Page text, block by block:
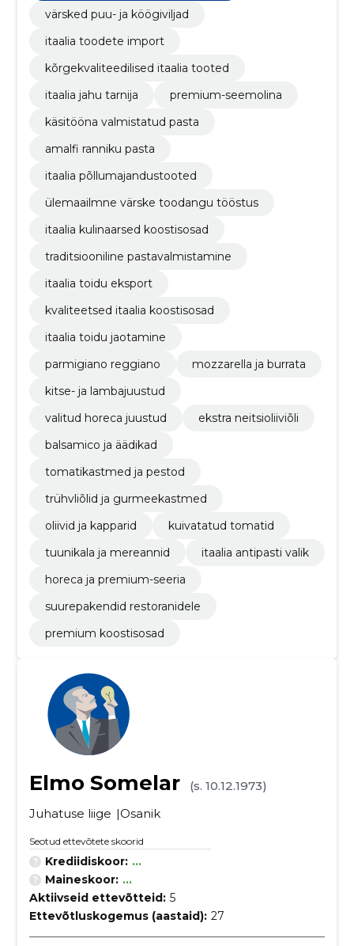
värsked puu- ja köögiviljad
itaalia toodete import
kõrgekvaliteedilised itaalia tooted
itaalia jahu tarnija
premium-seemolina
käsitööna valmistatud pasta
amalfi ranniku pasta
itaalia põllumajandustooted
ülemaailmne värske toodangu tööstus
itaalia kulinaarsed koostisosad
traditsiooniline pastavalmistamine
itaalia toidu eksport
kvaliteetsed itaalia koostisosad
itaalia toidu jaotamine
parmigiano reggiano
mozzarella ja burrata
kitse- ja lambajuustud
valitud horeca juustud
ekstra neitsioliiviõli
balsamico ja äädikad
tomatikastmed ja pestod
trühvliõlid ja gurmeekastmed
oliivid ja kapparid
kuivatatud tomatid
tuunikala ja mereannid
itaalia antipasti valik
horeca ja premium-seeria
suurepakendid restoranidele
premium koostisosad
Elmo Somelar
(s. 10.12.1973)
Juhatuse liige
Osanik
Seotud ettevõtete skoorid
Krediidiskoor: ...
Maineskoor: ...
Aktiivseid ettevõtteid: 5
Ettevõtluskogemus (aastaid): 27